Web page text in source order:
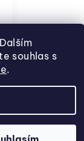
souhlas s
.
vyhrazena.